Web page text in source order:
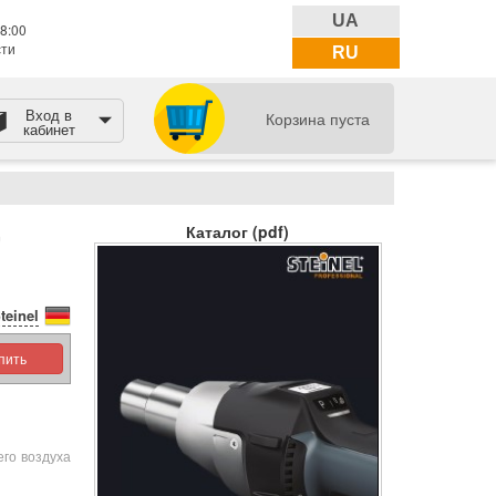
UA
RU
Вход в
кабинет Корзина пуста
воздуха
Каталог (pdf)